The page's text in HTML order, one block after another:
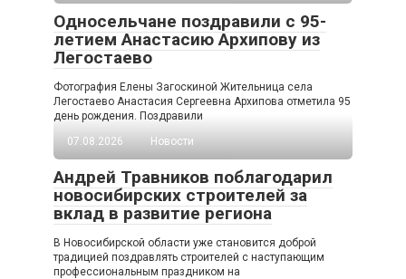
Односельчане поздравили с 95-
летием Анастасию Архипову из
Легостаево
Фотография Елены Загоскиной Жительница села
Легостаево Анастасия Сергеевна Архипова отметила 95
день рождения. Поздравили
07.08.2026
Новости
Андрей Травников поблагодарил
новосибирских строителей за
вклад в развитие региона
В Новосибирской области уже становится доброй
традицией поздравлять строителей с наступающим
профессиональным праздником на